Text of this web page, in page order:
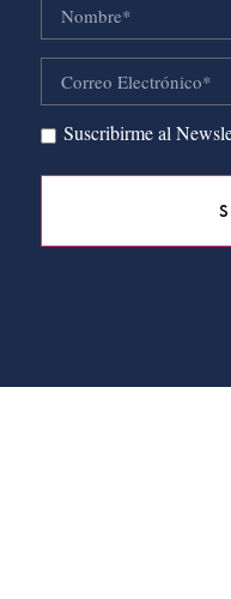
Suscribirme al